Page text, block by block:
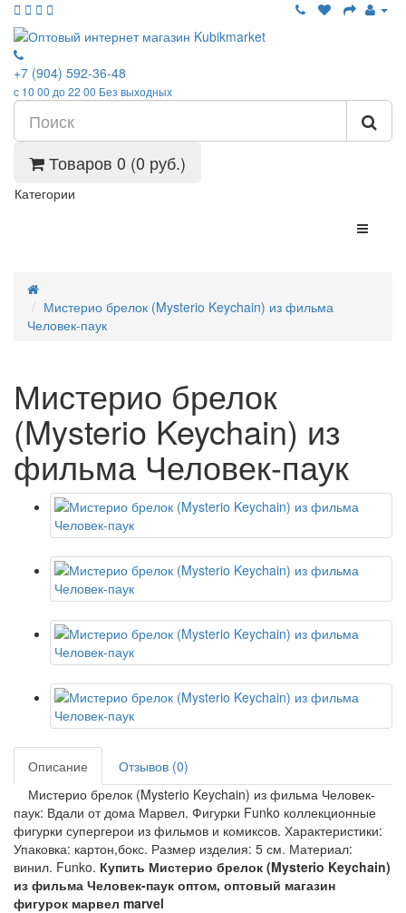
+7 (904) 592-36-48
с 10 00 до 22 00 Без выходных
Товаров 0 (0 руб.)
Категории
Мистерио брелок (Mysterio Keychain) из фильма
Человек-паук
Мистерио брелок
(Mysterio Keychain) из
фильма Человек-паук
Описание
Отзывов (0)
Мистерио брелок (Mysterio Keychain) из фильма Человек-
паук: Вдали от дома Марвел. Фигурки Funko коллекционные
фигурки супергерои из фильмов и комиксов. Характеристики:
Упаковка: картон,бокс. Размер изделия: 5 см. Материал:
винил. Funko. Купить Мистерио брелок (Mysterio Keychain)
из фильма Человек-паук оптом, оптовый магазин
фигурок марвел marvel